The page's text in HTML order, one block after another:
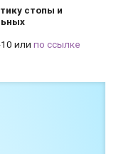
стопы и
или по ссылке